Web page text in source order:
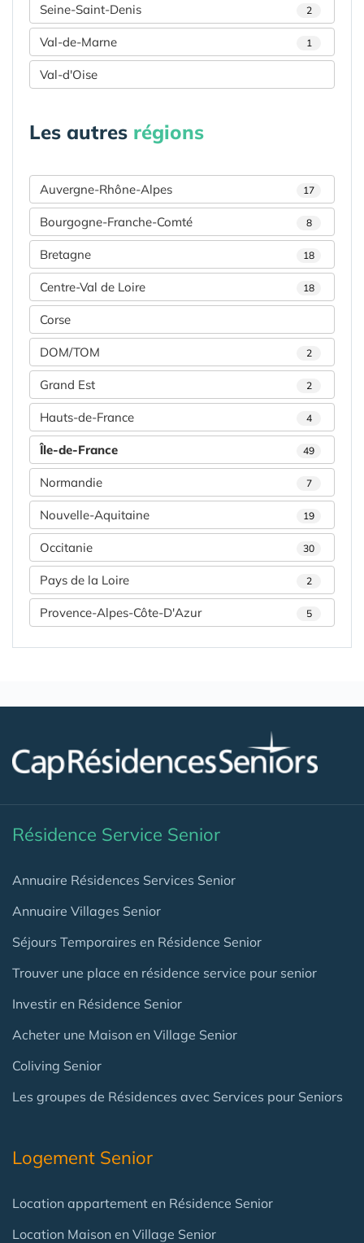
Seine-Saint-Denis 2
Val-de-Marne 1
Val-d'Oise
Les autres régions
Auvergne-Rhône-Alpes 17
Bourgogne-Franche-Comté 8
Bretagne 18
Centre-Val de Loire 18
Corse
DOM/TOM 2
Grand Est 2
Hauts-de-France 4
Île-de-France 49
Normandie 7
Nouvelle-Aquitaine 19
Occitanie 30
Pays de la Loire 2
Provence-Alpes-Côte-D'Azur 5
Résidence Service Senior
Annuaire Résidences Services Senior
Annuaire Villages Senior
Séjours Temporaires en Résidence Senior
Trouver une place en résidence service pour senior
Investir en Résidence Senior
Acheter une Maison en Village Senior
Coliving Senior
Les groupes de Résidences avec Services pour Seniors
Logement Senior
Location appartement en Résidence Senior
Location Maison en Village Senior